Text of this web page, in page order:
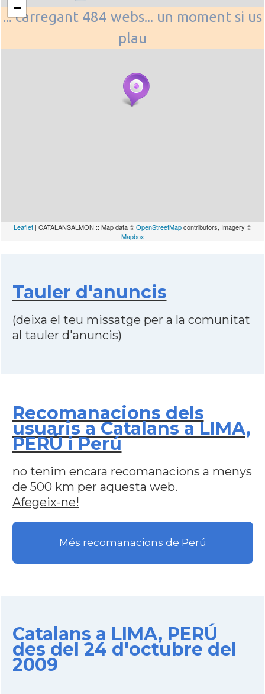
... carregant 484 webs... un moment si us
plau
−
Leaflet | CATALANSALMON :: Map data ©OpenStreetMapcontributors, Imagery ©
Mapbox
Tauler d'anuncis
(deixa el teu missatge per a la comunitat
al tauler d'anuncis)
Recomanacions dels
usuaris a Catalans a LIMA,
PERÚ i Perú
no tenim encara recomanacions a menys
de 500 km per aquesta web.
Afegeix-ne!
Més recomanacions de Perú
Catalans a LIMA, PERÚ
des del 24 d'octubre del
2009